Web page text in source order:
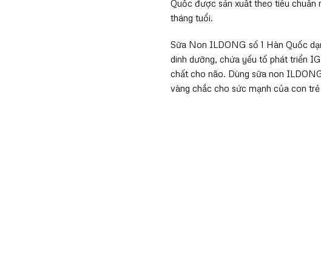
Quốc được sản xuất theo tiêu chuẩn
tháng tuổi.
Sữa Non ILDONG số 1 Hàn Quốc
dinh dưỡng, chứa yếu tố phát triển
chất cho não. Dùng sữa non
vàng chắc cho sức mạnh của con